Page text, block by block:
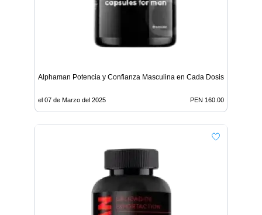
Alphaman Potencia y Confianza Masculina en Cada Dosis
el 07 de Marzo del 2025 PEN 160.00